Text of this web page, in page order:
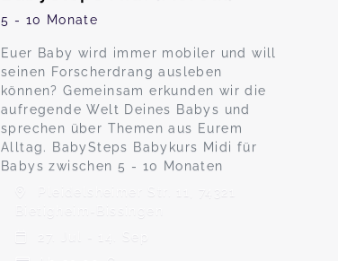
5 - 10 Monate
Euer Baby wird immer mobiler und will
seinen Forscherdrang ausleben
können? Gemeinsam erkunden wir die
aufregende Welt Deines Babys und
sprechen über Themen aus Eurem
Alltag. BabySteps Babykurs Midi für
Babys zwischen 5 - 10 Monaten
Pleidelsheimer Str. 11, 74321
Bietigheim-Bissingen
27. Jul - 14. Sep